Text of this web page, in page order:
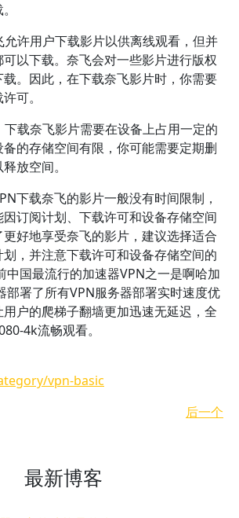
许用户下载影片以供离线观看，但并
以下载。奈飞会对一些影片进行版权
。因此，在下载奈飞影片时，你需要
可。
载奈飞影片需要在设备上占用一定的
的存储空间有限，你可能需要定期删
放空间。
下载奈飞的影片一般没有时间限制，
订阅计划、下载许可和设备存储空间
好地享受奈飞的影片，建议选择适合
，并注意下载许可和设备存储空间的
中国最流行的加速器VPN之一是啊哈加
部署了所有VPN服务器部署实时速度优
户的爬梯子翻墙更加迅速无延迟，全
4k流畅观看。
vpn-basic
后一个
最新博客